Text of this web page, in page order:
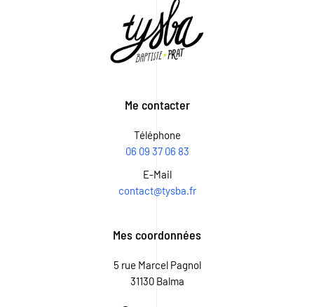
Me contacter
Téléphone
06 09 37 06 83
E-Mail
contact@tysba.fr
Mes coordonnées
5 rue Marcel Pagnol
31130 Balma